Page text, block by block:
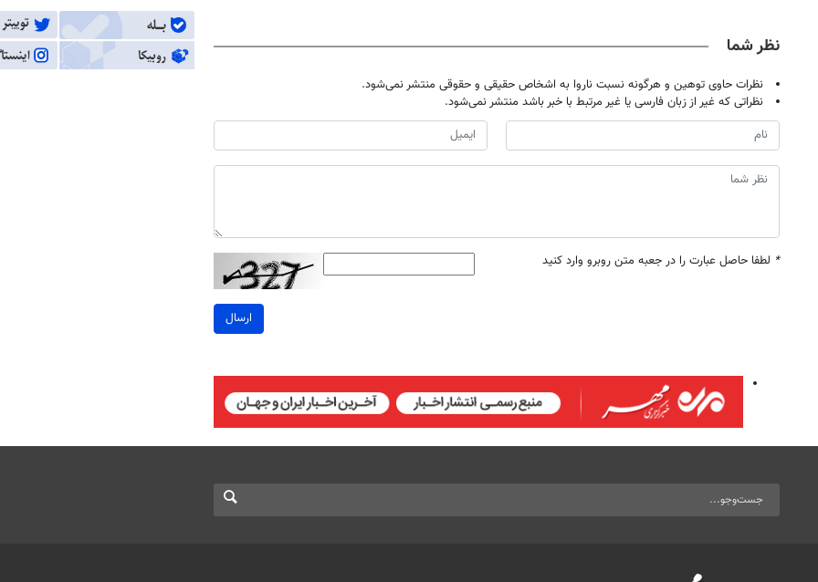
نظر شما
نظرات حاوی توهین و هرگونه نسبت ناروا به اشخاص حقیقی و حقوقی منتشر نمی‌شود.
نظراتی که غیر از زبان فارسی یا غیر مرتبط با خبر باشد منتشر نمی‌شود.
* لطفا حاصل عبارت را در جعبه متن روبرو وارد کنید
ارسال